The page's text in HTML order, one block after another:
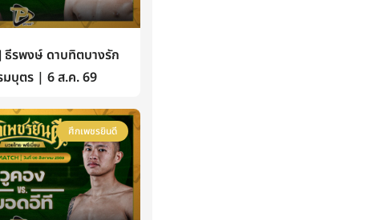
ธีรพงษ์ ดาบทิตบางรัก
มบุตร | 6 ส.ค. 69
ศึกเพชรยินดี